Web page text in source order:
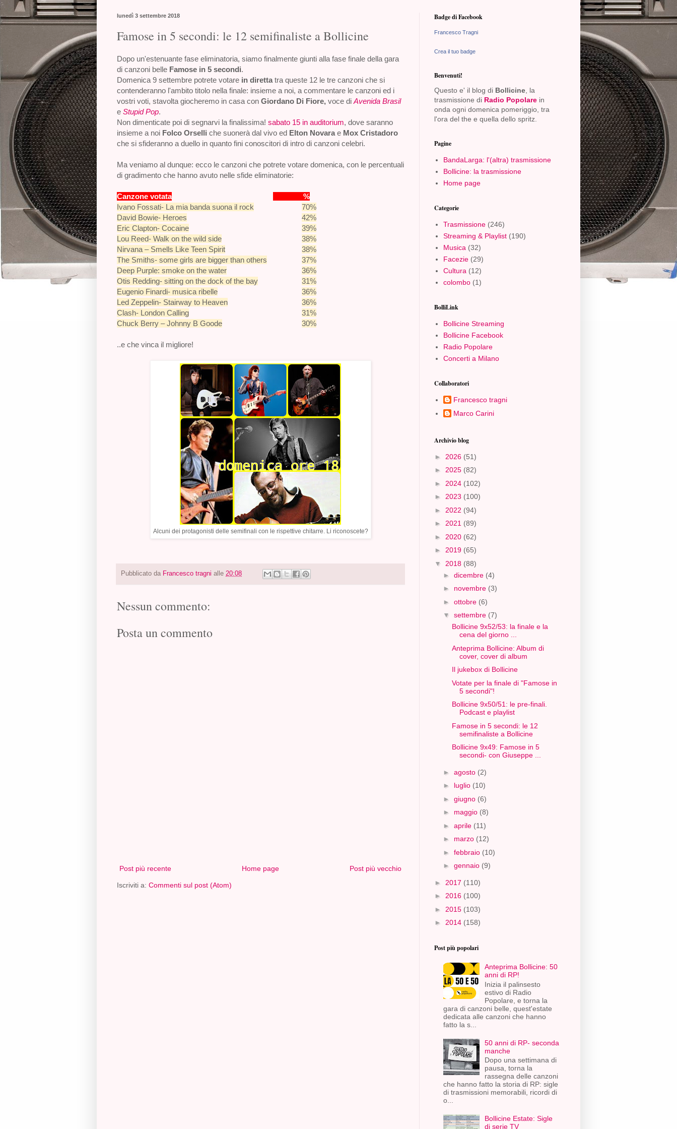
lunedì 3 settembre 2018
Famose in 5 secondi: le 12 semifinaliste a Bollicine
Dopo un'estenuante fase eliminatoria, siamo finalmente giunti alla fase finale della gara
di canzoni belle Famose in 5 secondi.
Domenica 9 settembre potrete votare in diretta tra queste 12 le tre canzoni che si
contenderanno l'ambito titolo nella finale: insieme a noi, a commentare le canzoni ed i
vostri voti, stavolta giocheremo in casa con Giordano Di Fiore, voce di Avenida Brasil
e Stupid Pop.
Non dimenticate poi di segnarvi la finalissima! sabato 15 in auditorium, dove saranno
insieme a noi Folco Orselli che suonerà dal vivo ed Elton Novara e Mox Cristadoro
che si sfideranno a duello in quanto fini conoscitori di intro di canzoni celebri.
Ma veniamo al dunque: ecco le canzoni che potrete votare domenica, con le percentuali
di gradimento che hanno avuto nelle sfide eliminatorie:
Canzone votata
%
Ivano Fossati- La mia banda suona il rock
70%
David Bowie- Heroes
42%
Eric Clapton- Cocaine
39%
Lou Reed- Walk on the wild side
38%
Nirvana – Smells Like Teen Spirit
38%
The Smiths- some girls are bigger than others
37%
Deep Purple: smoke on the water
36%
Otis Redding- sitting on the dock of the bay
31%
Eugenio Finardi- musica ribelle
36%
Led Zeppelin- Stairway to Heaven
36%
Clash- London Calling
31%
Chuck Berry – Johnny B Goode
30%
..e che vinca il migliore!
Alcuni dei protagonisti delle semifinali con le rispettive chitarre. Li riconoscete?
Pubblicato da Francesco tragni alle 20:08
Nessun commento:
Posta un commento
Post più recente Post più vecchio
Home page
Iscriviti a: Commenti sul post (Atom)
Badge di Facebook
Francesco Tragni
Crea il tuo badge
Benvenuti!
Questo e' il blog di Bollicine , la
trasmissione di Radio Popolare in
onda ogni domenica pomeriggio, tra
l'ora del the e quella dello spritz.
Pagine
BandaLarga: l'(altra) trasmissione
Bollicine: la trasmissione
Home page
Categorie
Trasmissione (246)
Streaming & Playlist (190)
Musica (32)
Facezie (29)
Cultura (12)
colombo (1)
BolliLink
Bollicine Streaming
Bollicine Facebook
Radio Popolare
Concerti a Milano
Collaboratori
Francesco tragni
Marco Carini
Archivio blog
► 2026 (51)
► 2025 (82)
► 2024 (102)
► 2023 (100)
► 2022 (94)
► 2021 (89)
► 2020 (62)
► 2019 (65)
▼ 2018 (88)
► dicembre (4)
► novembre (3)
► ottobre (6)
▼ settembre (7)
Bollicine 9x52/53: la finale e la
cena del giorno ...
Anteprima Bollicine: Album di
cover, cover di album
Il jukebox di Bollicine
Votate per la finale di "Famose in
5 secondi"!
Bollicine 9x50/51: le pre-finali.
Podcast e playlist
Famose in 5 secondi: le 12
semifinaliste a Bollicine
Bollicine 9x49: Famose in 5
secondi- con Giuseppe ...
► agosto (2)
► luglio (10)
► giugno (6)
► maggio (8)
► aprile (11)
► marzo (12)
► febbraio (10)
► gennaio (9)
► 2017 (110)
► 2016 (100)
► 2015 (103)
► 2014 (158)
Post più popolari
Anteprima Bollicine: 50
anni di RP!
Inizia il palinsesto
estivo di Radio
Popolare, e torna la
gara di canzoni belle, quest'estate
dedicata alle canzoni che hanno
fatto la s...
50 anni di RP- seconda
manche
Dopo una settimana di
pausa, torna la
rassegna delle canzoni
che hanno fatto la storia di RP: sigle
di trasmissioni memorabili, ricordi di
o...
Bollicine Estate: Sigle
di serie TV